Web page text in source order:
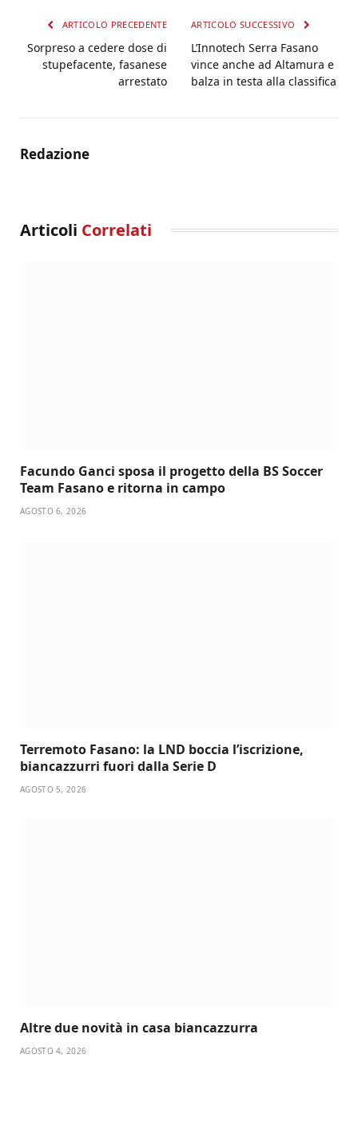
ARTICOLO PRECEDENTE
Sorpreso a cedere dose di
stupefacente, fasanese
arrestato
ARTICOLO SUCCESSIVO
L’Innotech Serra Fasano
vince anche ad Altamura e
balza in testa alla classifica
Redazione
Articoli Correlati
Facundo Ganci sposa il progetto della BS Soccer
Team Fasano e ritorna in campo
AGOSTO 6, 2026
Terremoto Fasano: la LND boccia l’iscrizione,
biancazzurri fuori dalla Serie D
AGOSTO 5, 2026
Altre due novità in casa biancazzurra
AGOSTO 4, 2026